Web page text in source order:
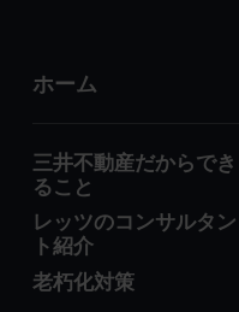
ホーム
三井不動産だからでき
ること
レッツのコンサルタン
ト紹介
老朽化対策